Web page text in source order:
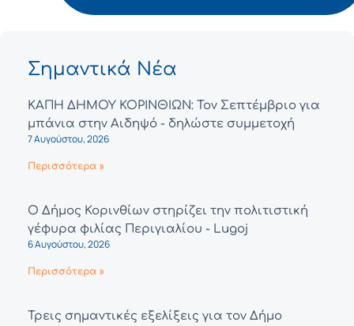
Σημαντικά Νέα
ΚΑΠΗ ΔΗΜΟΥ ΚΟΡΙΝΘΙΩΝ: Τον Σεπτέμβριο για
μπάνια στην Αιδηψό - δηλώστε συμμετοχή
7 Αυγούστου, 2026
Περισσότερα »
Ο Δήμος Κορινθίων στηρίζει την πολιτιστική
γέφυρα φιλίας Περιγιαλίου - Lugoj
6 Αυγούστου, 2026
Περισσότερα »
Τρεις σημαντικές εξελίξεις για τον Δήμο